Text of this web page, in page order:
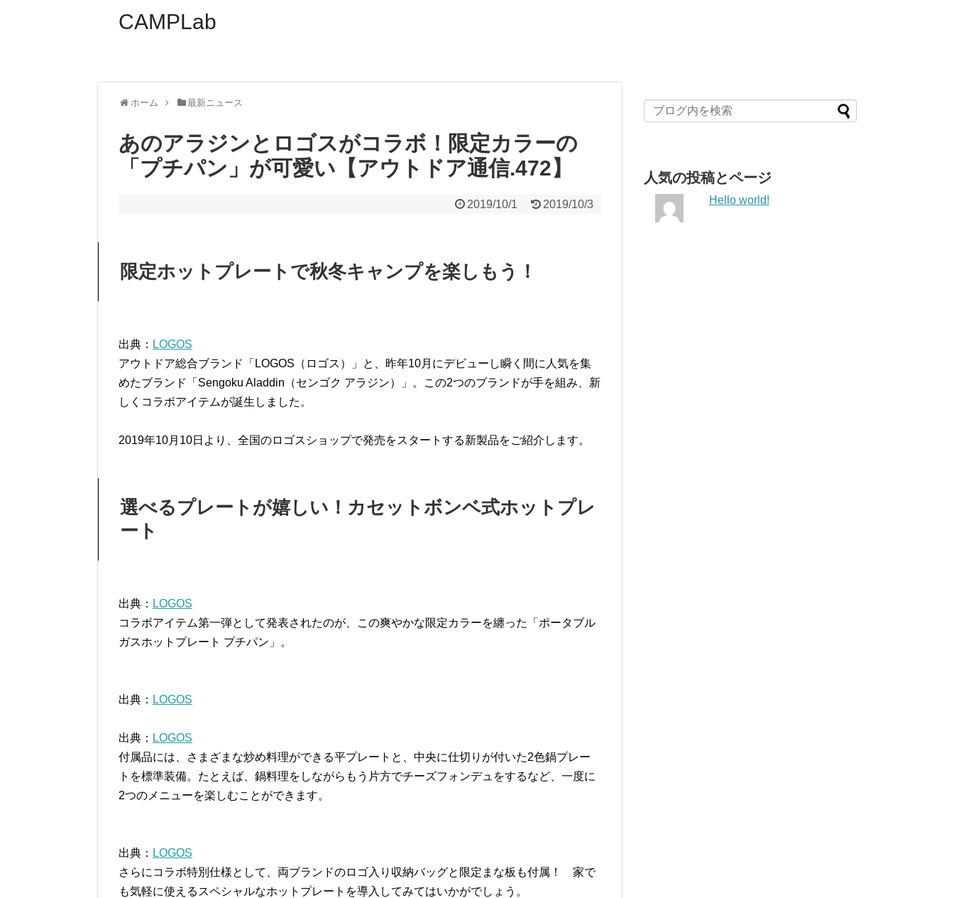
CAMPLab
ホーム 最新ニュース
あのアラジンとロゴスがコラボ！限定カラーの
「プチパン」が可愛い【アウトドア通信.472】
2019/10/1 2019/10/3
限定ホットプレートで秋冬キャンプを楽しもう！
出典： LOGOS
アウトドア総合ブランド「LOGOS（ロゴス）」と、昨年10月にデビューし瞬く間に人気を集
めたブランド「Sengoku Aladdin（センゴク アラジン）」。この2つのブランドが手を組み、新
しくコラボアイテムが誕生しました。
2019年10月10日より、全国のロゴスショップで発売をスタートする新製品をご紹介します。
選べるプレートが嬉しい！カセットボンベ式ホットプレ
ート
出典： LOGOS
コラボアイテム第一弾として発表されたのが、この爽やかな限定カラーを纏った「ポータブル
ガスホットプレート プチパン」。
出典： LOGOS
出典： LOGOS
付属品には、さまざまな炒め料理ができる平プレートと、中央に仕切りが付いた2色鍋プレー
トを標準装備。たとえば、鍋料理をしながらもう片方でチーズフォンデュをするなど、一度に
2つのメニューを楽しむことができます。
出典： LOGOS
さらにコラボ特別仕様として、両ブランドのロゴ入り収納バッグと限定まな板も付属！ 家で
も気軽に使えるスペシャルなホットプレートを導入してみてはいかがでしょう。
人気の投稿とページ
Hello world!